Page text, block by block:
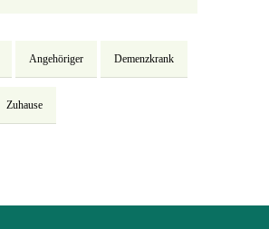
Angehöriger Demenzkrank
Zuhause